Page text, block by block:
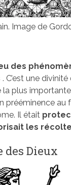
Image de
des
. C’est une
la plus
prééminence au
Il était
les
des Dieux